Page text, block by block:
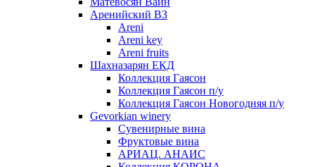
Аренийский ВЗ
Areni
Areni key
Areni fruits
Шахназарян ЕКД
Коллекция Гаясон
Коллекция Гаясон п/у
Коллекция Гаясон Новогодняя п/у
Gevorkian winery
Сувенирные вина
Фруктовые вина
АРИАЦ. АНАИС